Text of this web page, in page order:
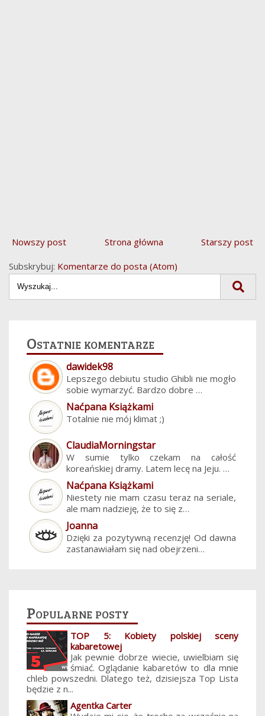
Nowszy post Starszy post
Strona główna
Subskrybuj: Komentarze do posta (Atom)
Ostatnie komentarze
dawidek98
Lepszego debiutu studio Ghibli nie mogło
sobie wymarzyć. Bardzo dobre …
Naćpana Książkami
Totalnie nie mój klimat ;)
ClaudiaMorningstar
W sumie tylko czekam na całość
koreańskiej dramy. Latem lecę na Jeju. …
Naćpana Książkami
Niestety nie mam czasu teraz na seriale,
ale mam nadzieję, że to się z…
Joanna
Dzięki za pozytywną recenzję! Od dawna
zastanawiałam się nad obejrzeni…
Popularne posty
TOP 5: Kobiety polskiej sceny
kabaretowej
Jak pewnie dobrze wiecie, uwielbiam się
śmiać. Oglądanie kabaretów to dla mnie
chleb powszedni. Dlatego też, dzisiejsza Top Lista
będzie z n...
Agentka Carter